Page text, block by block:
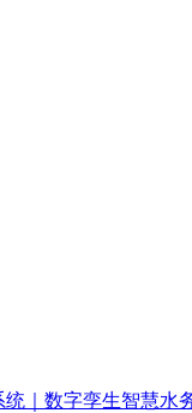
｜数字孪生智慧水